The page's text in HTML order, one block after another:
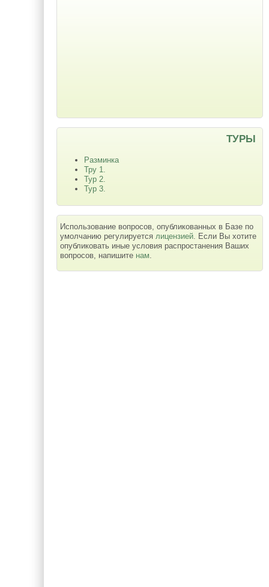
ТУРЫ
Разминка
Тру 1.
Тур 2.
Тур 3.
Использование вопросов, опубликованных в Базе по
умолчанию регулируется лицензией. Если Вы хотите
опубликовать иные условия распростанения Ваших
вопросов, напишите нам.